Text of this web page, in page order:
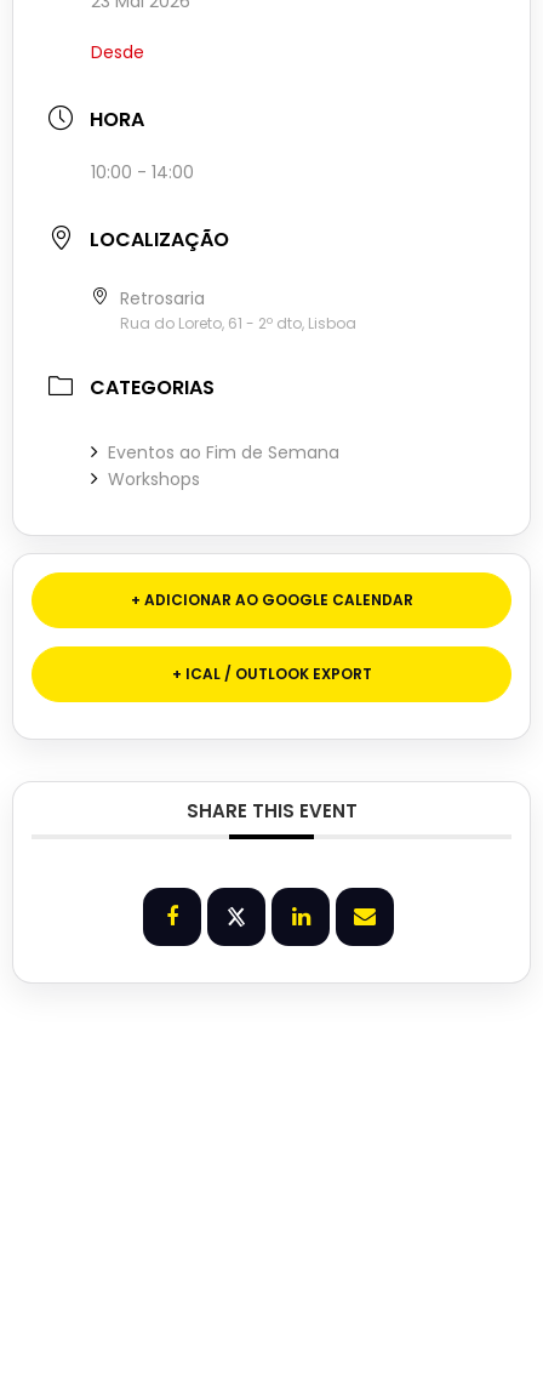
Desde
HORA
10:00 - 14:00
LOCALIZAÇÃO
Retrosaria
Rua do Loreto, 61 - 2º dto, Lisboa
CATEGORIAS
Eventos ao Fim de Semana
Workshops
+ ADICIONAR AO GOOGLE CALENDAR
+ ICAL / OUTLOOK EXPORT
SHARE THIS EVENT